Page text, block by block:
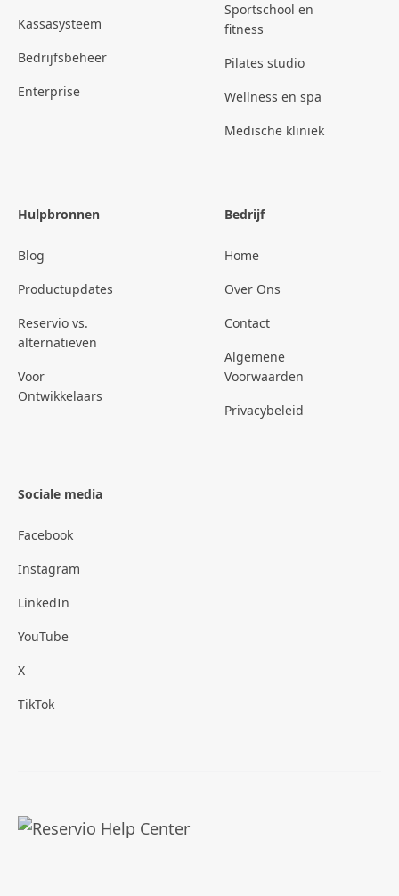
Kassasysteem
Bedrijfsbeheer
Enterprise
Sportschool en
fitness
Pilates studio
Wellness en spa
Medische kliniek
Hulpbronnen
Blog
Productupdates
Reservio vs.
alternatieven
Voor
Ontwikkelaars
Bedrijf
Home
Over Ons
Contact
Algemene
Voorwaarden
Privacybeleid
Sociale media
Facebook
Instagram
LinkedIn
YouTube
X
TikTok